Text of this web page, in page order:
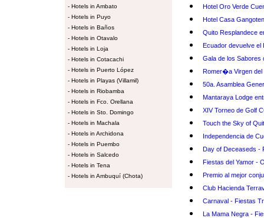
- Hotels in Ambato
- Hotels in Puyo
- Hotels in Baños
- Hotels in Otavalo
- Hotels in Loja
- Hotels in Cotacachi
- Hotels in Puerto López
- Hotels in Playas (Villamil)
- Hotels in Riobamba
- Hotels in Fco. Orellana
- Hotels in Sto. Domingo
- Hotels in Machala
- Hotels in Archidona
- Hotels in Puembo
- Hotels in Salcedo
- Hotels in Tena
- Hotels in Ambuquí (Chota)
Hotel Oro Verde
Hotel Casa
Quito Resplandece
Ecuador devuelve el
Gala de los Sabores
Romer�a Virgen del
50a. Asamblea
Mantaraya Lodge
XIV Torneo de Golf
Touch the Sky of
Independencia de
Day of Deceaseds -
Fiestas del Yamor -
Premio al mejor
Club Hacienda
Carnaval - Fiestas
La Mama Negra -